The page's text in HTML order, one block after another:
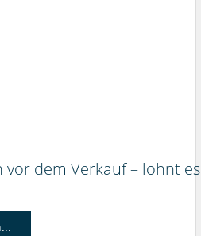
vor dem Verkauf – lohnt es